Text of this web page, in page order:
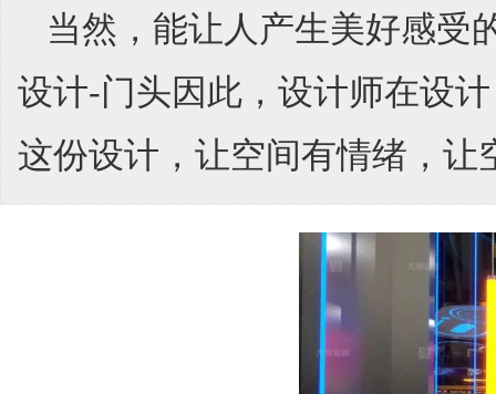
当然，能让人产生美好感
设计-门头因此，设计师在设
这份设计，让空间有情绪，让